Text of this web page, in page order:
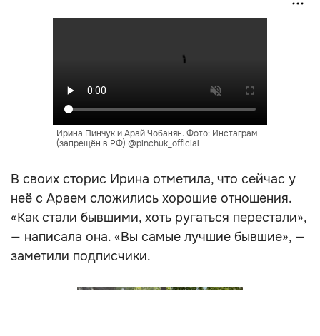
Ирина Пинчук и Арай Чобанян. Фото: Инстаграм
(запрещён в РФ) @pinchuk_official
В своих сторис Ирина отметила, что сейчас у
неё с Араем сложились хорошие отношения.
«Как стали бывшими, хоть ругаться перестали»,
— написала она. «Вы самые лучшие бывшие», —
заметили подписчики.